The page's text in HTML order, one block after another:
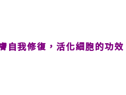
自我修復，活化細胞的功